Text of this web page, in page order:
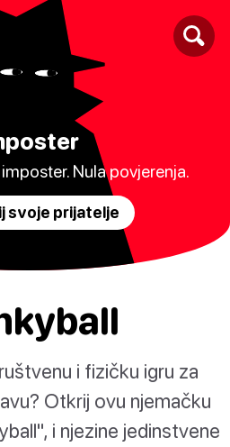
Nula povjerenja.
svoje prijatelje
i fizičku igru za
Otkrij ovu njemačku
i njezine jedinstvene